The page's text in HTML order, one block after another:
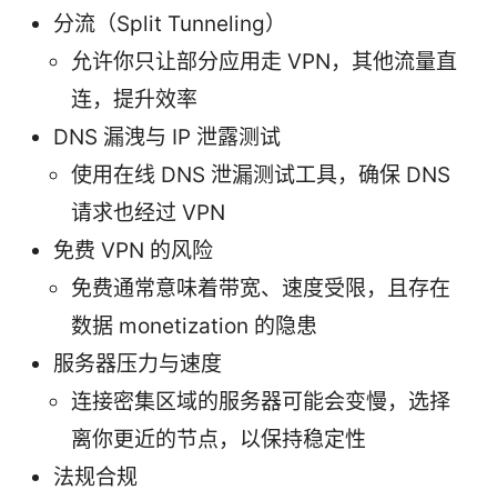
分流（Split Tunneling）
允许你只让部分应用走 VPN，其他流量直
连，提升效率
DNS 漏洩与 IP 泄露测试
使用在线 DNS 泄漏测试工具，确保 DNS
请求也经过 VPN
免费 VPN 的风险
免费通常意味着带宽、速度受限，且存在
数据 monetization 的隐患
服务器压力与速度
连接密集区域的服务器可能会变慢，选择
离你更近的节点，以保持稳定性
法规合规